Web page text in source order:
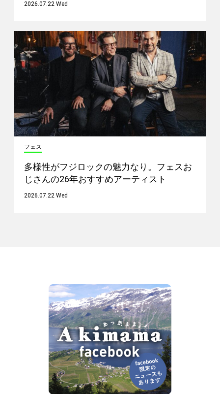
2026.07.22 Wed
フェス
多様性がフジロックの魅力なり。フェスお
じさんの26年おすすめアーティスト
2026.07.22 Wed